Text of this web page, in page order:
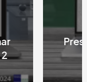
Visit
19, 2024